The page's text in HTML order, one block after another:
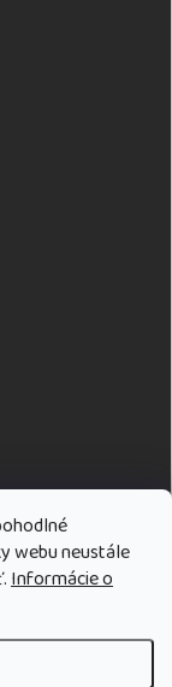
webu neustále
Informácie o